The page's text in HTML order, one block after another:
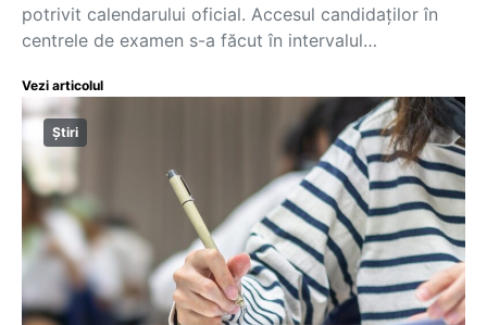
potrivit calendarului oficial. Accesul candidaților în
centrele de examen s-a făcut în intervalul…
Vezi articolul
Știri